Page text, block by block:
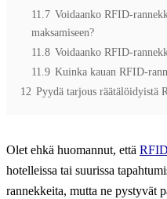
11.7 Voidaanko RFID-
maksamiseen?
11.8 Voidaanko RFID-
11.9 Kuinka kauan RFID-
12 Pyydä tarjous räätälöidyistä
Olet ehkä huomannut, että
hotelleissa tai suurissa
rannekkeita, mutta ne pystyvät